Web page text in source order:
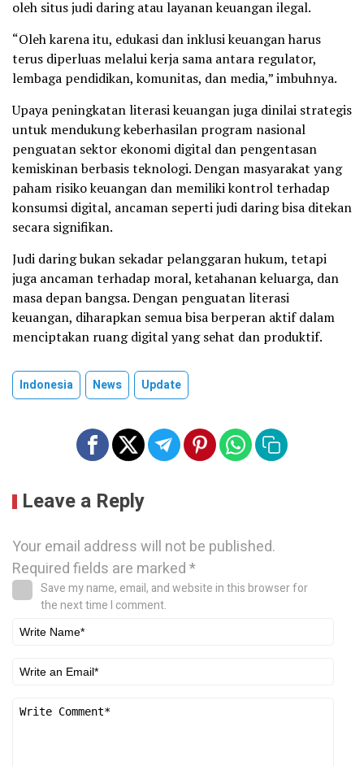
oleh situs judi daring atau layanan keuangan ilegal.
“Oleh karena itu, edukasi dan inklusi keuangan harus
terus diperluas melalui kerja sama antara regulator,
lembaga pendidikan, komunitas, dan media,” imbuhnya.
Upaya peningkatan literasi keuangan juga dinilai strategis
untuk mendukung keberhasilan program nasional
penguatan sektor ekonomi digital dan pengentasan
kemiskinan berbasis teknologi. Dengan masyarakat yang
paham risiko keuangan dan memiliki kontrol terhadap
konsumsi digital, ancaman seperti judi daring bisa ditekan
secara signifikan.
Judi daring bukan sekadar pelanggaran hukum, tetapi
juga ancaman terhadap moral, ketahanan keluarga, dan
masa depan bangsa. Dengan penguatan literasi
keuangan, diharapkan semua bisa berperan aktif dalam
menciptakan ruang digital yang sehat dan produktif.
Indonesia News Update
Leave a Reply
Your email address will not be published.
Required fields are marked*
Save my name, email, and website in this browser for
the next time I comment.